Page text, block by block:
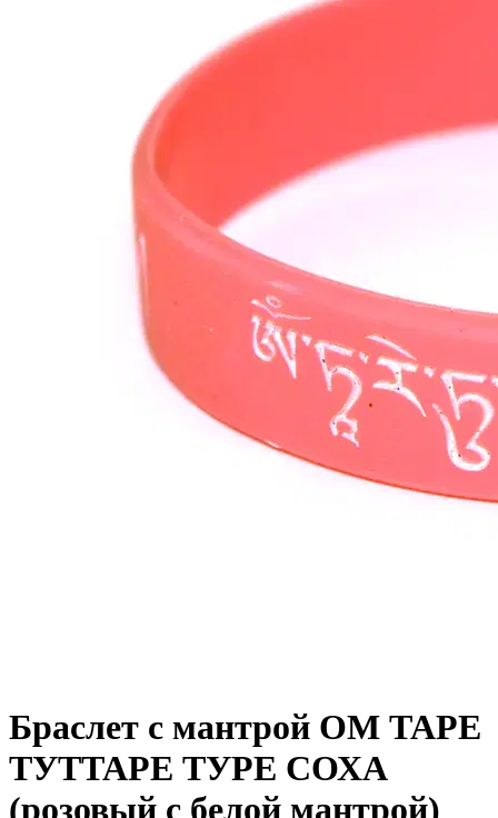
Браслет с мантрой ОМ ТАРЕ
ТУТТАРЕ ТУРЕ СОХА
(розовый с белой мантрой)